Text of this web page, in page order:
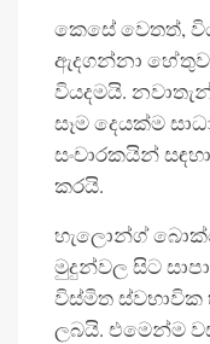
කෙසේ වෙතත්,
ඇදගන්නා
වියදමයි.
සෑම දෙයක්ම
සංචාරකයින්
කරයි.
හැලොන්ග්
මුදුන්වල සිට
විස්මිත ස්වභාවික
ලබයි. එමෙන්ම